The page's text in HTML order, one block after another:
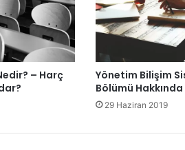
– Harç
Yönetim Bilişim
Bölümü
29 Haziran 2019